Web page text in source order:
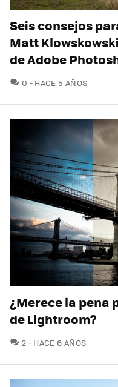
Seis consejos
Matt
de Adobe
0 COMENTARIOS
HACE 5 AÑOS
¿Merece la pena
de Lightroom?
2 COMENTARIOS
HACE 6 AÑOS